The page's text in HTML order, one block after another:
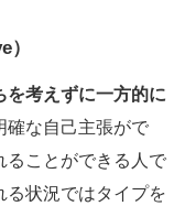
を考えずに一方的に
確な自己主張がで
ることができる人で
状況ではタイプを